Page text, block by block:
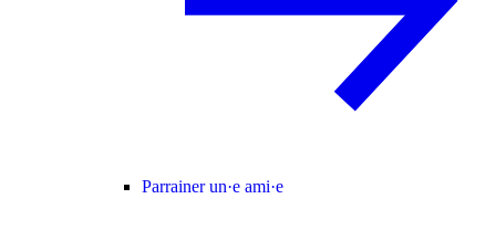
Parrainer un·e ami·e